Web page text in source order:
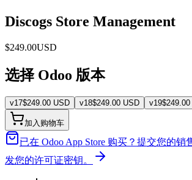
Discogs Store Management
$249.00USD
选择 Odoo 版本
v17$249.00 USD v18$249.00 USD v19$249.00
加入购物车
已在 Odoo App Store 购买？ 提交您的销
发您的许可证密钥。